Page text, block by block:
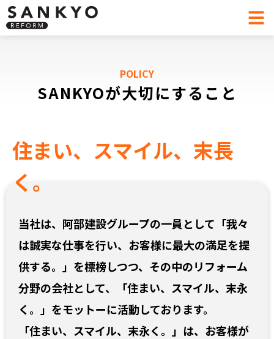
POLICY
SANKYOが大切にすること
住まい、 スマイル、 末長
く。
当社は、阿部建設グループの一員として「我々
は誠実な仕事を行い、お客様に最大の満足を提
供する。」を標榜しつつ、その中のリフォーム
分野の会社として、「住まい、スマイル、末永
く。」をモットーに活動しております。
「住まい、スマイル、末永く。」は、お客様が